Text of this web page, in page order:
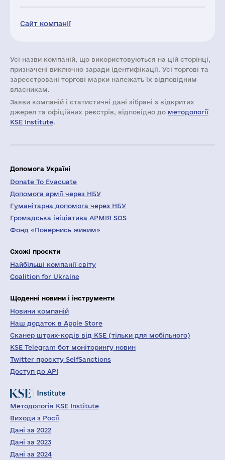
Сайт компанії
Усі назви компаній, що використовуються на цій сторінці,
призначені виключно заради ідентифікації. Усі торгові та
зареєстровані торгові марки належать їх відповідним
власникам.
Заяви компаній i статистичні дані зібрані з відкритих
джерел та офіційних реєстрів, відповідно до методології
KSE Institute.
Допомога Україні
Donate To Evacuate
Допомога армії через НБУ
Гуманітарна допомога через НБУ
Громадська ініціатива АРМІЯ SOS
Фонд «Повернись живим»
Схожі проєкти
Найбільші компанії світу
Coalition for Ukraine
Щоденні новини і інструменти
Новини компаній
Наш додаток в Apple Store
Сканер штрих-кодів від KSE (тільки для мобільного)
KSE Telegram бот моніторингу новин
Twitter проєкту SelfSanctions
Доступ до API
Методологія KSE Institute
Виходи з Росії
Дані за 2022
Дані за 2023
Дані за 2024